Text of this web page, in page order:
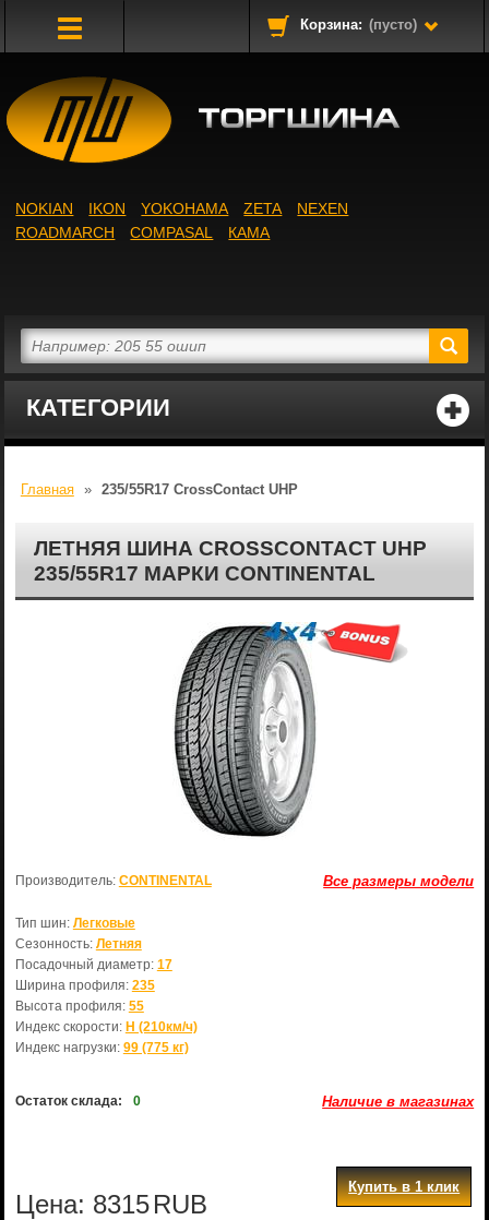
Корзина: (пусто)
КАТЕГОРИИ
NOKIAN IKON YOKOHAMA ZETA
NEXEN
ROADMARCH
COMPASAL КАМА
Главная » 235/55R17 CrossContact UHP
ЛЕТНЯЯ ШИНА CROSSCONTACT UHP
235/55R17 МАРКИ CONTINENTAL
Все размеры модели
Производитель: CONTINENTAL
Тип шин: Легковые
Сезонность: Летняя
Посадочный диаметр: 17
Ширина профиля: 235
Высота профиля: 55
Индекс скорости: H (210км/ч)
Индекс нагрузки: 99 (775 кг)
Остаток склада: 0 Наличие в магазинах
Цена: 8315RUB
Купить в 1 клик